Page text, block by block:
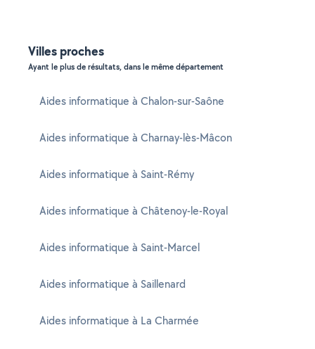
Villes proches
Ayant le plus de résultats, dans le même département
Aides informatique à Chalon-sur-Saône
Aides informatique à Charnay-lès-Mâcon
Aides informatique à Saint-Rémy
Aides informatique à Châtenoy-le-Royal
Aides informatique à Saint-Marcel
Aides informatique à Saillenard
Aides informatique à La Charmée